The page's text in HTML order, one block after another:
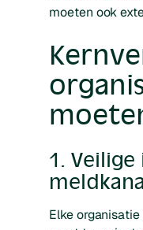
moeten ook
1.
Elke